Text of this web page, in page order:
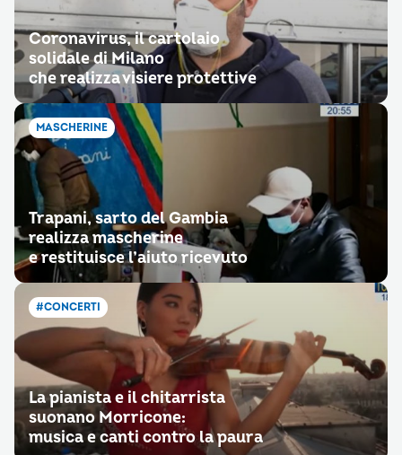
Coronavirus, il cartolaio
solidale di Milano
che realizza visiere protettive
MASCHERINE
Trapani, sarto del Gambia
realizza mascherine
e restituisce l’aiuto ricevuto
#CONCERTI
La pianista e il chitarrista
suonano Morricone:
musica e canti contro la paura